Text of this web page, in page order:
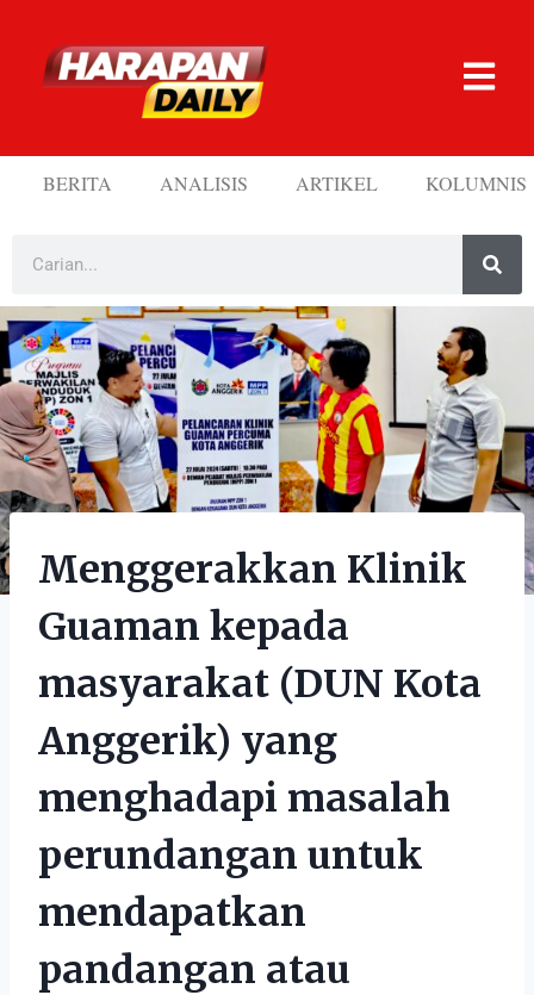
BERITA ANALISIS ARTIKEL KOLUMNIS
Menggerakkan Klinik
Guaman kepada
masyarakat (DUN Kota
Anggerik) yang
menghadapi masalah
perundangan untuk
mendapatkan
pandangan atau